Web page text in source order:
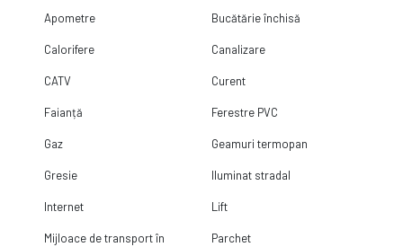
Apometre Bucătărie închisă
Calorifere Canalizare
CATV Curent
Faianță Ferestre PVC
Gaz Geamuri termopan
Gresie Iluminat stradal
Internet Lift
Mijloace de transport în
Parchet